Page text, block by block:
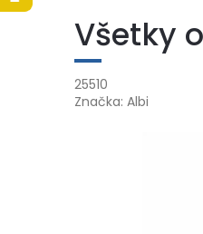
Všetky
25510
Značka: Albi